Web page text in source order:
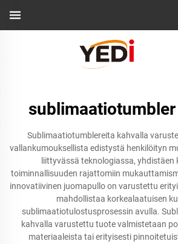
Sublimaatiotumblereita kahvalla
vallankumouksellista edistystä henkilöityn
liittyvässä teknologiassa, yhdistäen
toiminnallisuuden rajattomiin
innovatiivinen juomapullo on varustettu
mahdollistaa korkealaatuisen
sublimaatiotulostusprosessin avulla.
kahvalla varustettu tuote valmistetaan
materiaaleista tai erityisesti